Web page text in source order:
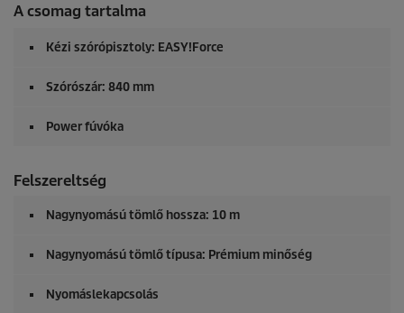
A csomag tartalma
Kézi szórópisztoly: EASY!Force
Szórószár: 840 mm
Power fúvóka
Felszereltség
Nagynyomású tömlő hossza: 10 m
Nagynyomású tömlő típusa: Prémium minőség
Nyomáslekapcsolás